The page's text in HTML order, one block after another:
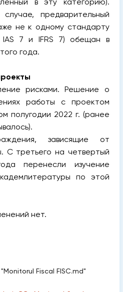
предварительный
не к одному стандарту
7 и IFRS 7) обещан в
года.
рисками. Решение о
работы с проектом
полугодии 2022 г. (ранее
зависящие от
С третьего на четвертый
перенесли изучение
по этой
нет.
Fiscal FISC.md"